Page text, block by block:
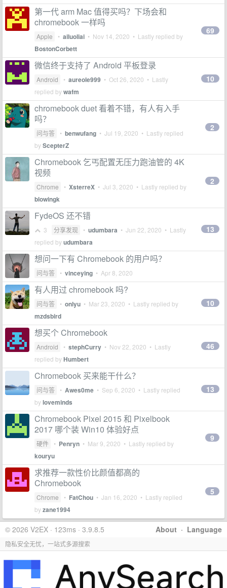
第一代 arm Mac 值得买吗？下场会和
chromebook 一样吗
Apple • ailuoliai • Nov 14, 2020 • Lastly replied by
BostonCorbett
69
微信终于支持了 Android 平板登录
Android • aureole999 • Oct 26, 2020 • Lastly
replied bywafm
10
chromebook duet 看着不错，有人有入手
吗？
问与答 • benwufang • Jul 19, 2020 • Lastly replied
byScepterZ
2
Chromebook 乞丐配置无压力跑油管的 4K
视频
Chrome • XsterreX • Jul 3, 2020 • Lastly replied by
blowingk
2
FydeOS 还不错
3 分享发现 • udumbara • Jun 22, 2020 • Lastly
replied byudumbara
13
想问一下有 Chromebook 的用户吗？
问与答 • vinceying • Apr 8, 2020
有人用过 chromebook 吗?
问与答 • onlyu • Mar 23, 2020 • Lastly replied by
mzdsbird
10
想买个 Chromebook
Android • stephCurry • Nov 22, 2020 • Lastly
replied byHumbert
46
Chromebook 买来能干什么？
问与答 • Awes0me • Sep 6, 2020 • Lastly replied
byloveminds
13
Chromebook Pixel 2015 和 Pixelbook
2017 哪个装 Win10 体验好点
硬件 • Penryn • Mar 9, 2020 • Lastly replied by
kouryu
9
求推荐一款性价比颜值都高的
Chromebook
Chrome • FatChou • Jan 16, 2020 • Lastly replied
byzane1994
5
About · Language
© 2026 V2EX · 123ms · 3.9.8.5
隐私安全无忧，一站式多源搜索